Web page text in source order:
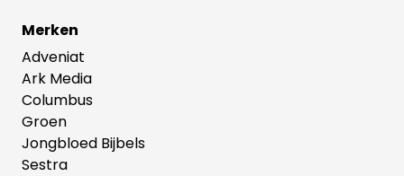
Merken
Adveniat
Ark Media
Columbus
Groen
Jongbloed Bijbels
Sestra